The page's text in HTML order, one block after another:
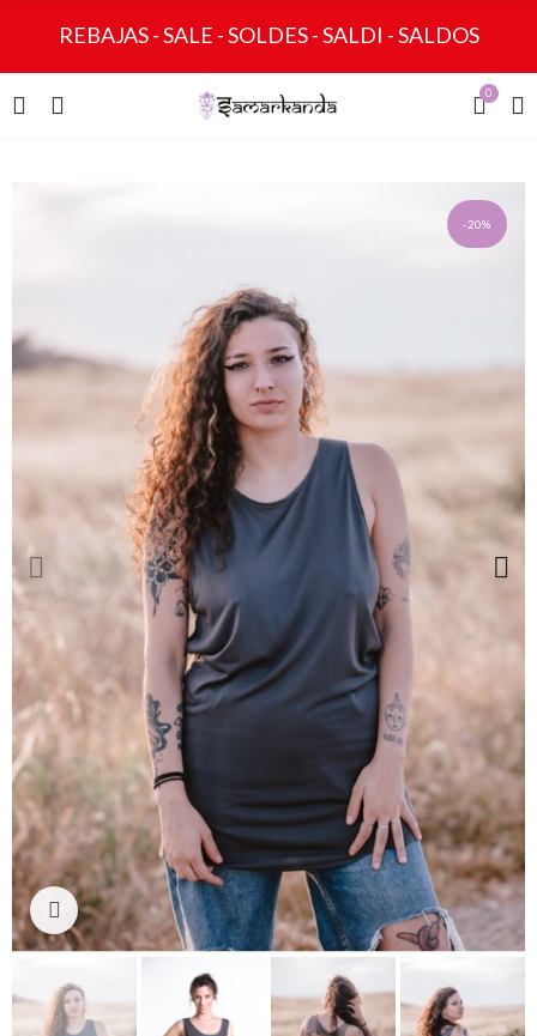
REBAJAS - SALE - SOLDES - SALDI - SALDOS
0
-20%
Ampliar